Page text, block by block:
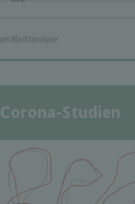
Corona-Studien